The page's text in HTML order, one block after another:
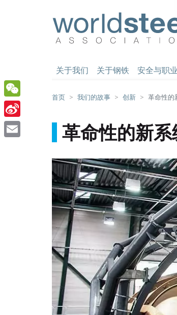
关于我们 关于钢铁 安全与职
首页 我们的故事 创新 革命性的
革命性的新
WeChat
Sina